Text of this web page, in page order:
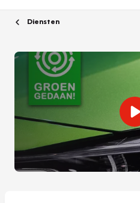
Diensten